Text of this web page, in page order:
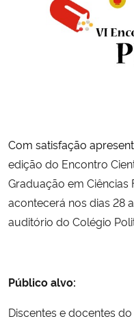
Ministério da Cidadania
Ministério do Turismo
Ministério do Desenvolvimento
Com satisfação
edição do Encontro
Graduação em Ciências
acontecerá nos dias 28
auditório do Colégio
Público alvo:
Discentes e docentes do